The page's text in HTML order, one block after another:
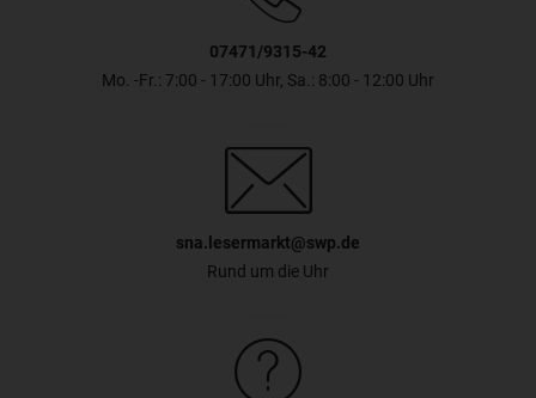
07471/9315-42
Mo. -Fr.: 7:00 - 17:00 Uhr, Sa.: 8:00 - 12:00 Uhr
sna.lesermarkt@swp.de
Rund um die Uhr